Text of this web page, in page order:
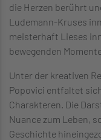
die Herzen berührt
Ludemann-Kruses
meisterhaft Lieses
bewegenden
Unter der kreativen
Popovici entfaltet
Charakteren. Die
Nuance zum Leben,
Geschichte